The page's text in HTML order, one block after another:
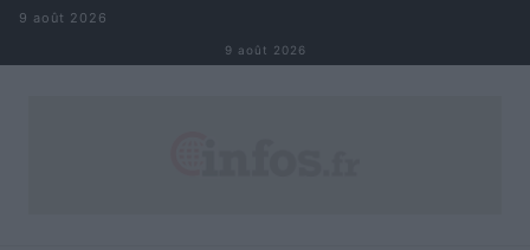
Aller au contenu
9 août 2026
9 août 2026